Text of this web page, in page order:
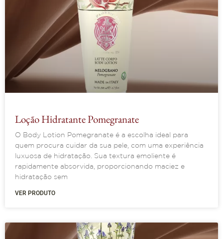
Loção Hidratante Pomegranate
O Body Lotion Pomegranate é a escolha ideal para
quem procura cuidar da sua pele, com uma experiência
luxuosa de hidratação. Sua textura emoliente é
rapidamente absorvida, proporcionando maciez e
hidratação sem
VER PRODUTO